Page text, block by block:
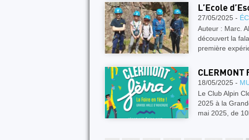
L’Ecole
27/05/2025 -
Auteur : Marc.
découvert la
première
CLERMONT
18/05/2025 -
Le Club Alpin
2025 à la
mai 2025, de